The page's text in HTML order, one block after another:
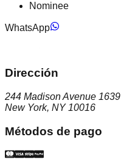
Nominee
WhatsApp
Dirección
244 Madison Avenue 1639
New York, NY 10016
Métodos de pago